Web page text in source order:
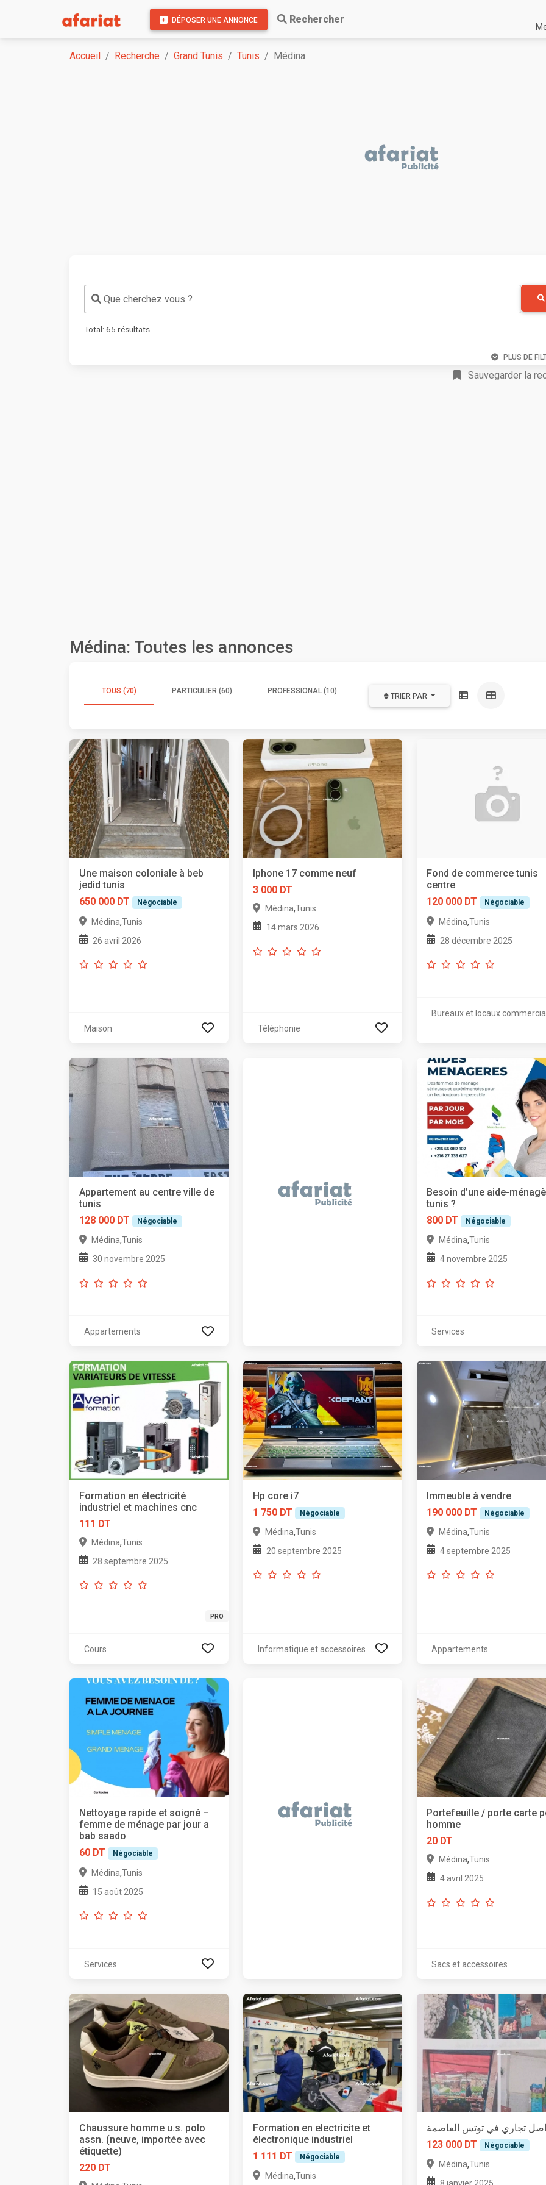
DÉPOSER UNE ANNONCE Rechercher
Accueil Recherche Grand Tunis Tunis Médina
Que cherchez vous ?
Total: 65 résultats
PLUS DE
Sauvegarder la
Médina: Toutes les annonces
TOUS (70) PARTICULIER (60) PROFESSIONAL (10)
TRIER PAR
Une maison coloniale à beb
jedid tunis
650 000 DT
Négociable
Médina,Tunis
26 avril 2026
Maison
Iphone 17 comme neuf
3 000 DT
Médina,Tunis
14 mars 2026
Téléphonie
Fond de commerce tunis
centre
120 000 DT
Négociable
Médina,Tunis
28 décembre 2025
Bureaux et locaux
Appartement au centre ville de
tunis
128 000 DT
Négociable
Médina,Tunis
30 novembre 2025
Appartements
Besoin d’une aide-
tunis ?
800 DT
Négociable
Médina,Tunis
4 novembre 2025
Services
Formation en électricité
industriel et machines cnc
111 DT
Médina,Tunis
28 septembre 2025
PRO
Cours
Hp core i7
1 750 DT
Négociable
Médina,Tunis
20 septembre 2025
Informatique et accessoires
Immeuble à vendre
190 000 DT
Négociable
Médina,Tunis
4 septembre 2025
Appartements
Nettoyage rapide et soigné –
femme de ménage par jour a
bab saado
60 DT
Négociable
Médina,Tunis
15 août 2025
Services
Portefeuille / porte carte
homme
20 DT
Médina,Tunis
4 avril 2025
Sacs et accessoires
Chaussure homme u.s. polo
assn. (neuve, importée avec
étiquette)
220 DT
Formation en electricite et
électronique industriel
1 111 DT
Négociable
Médina,Tunis
اصل تجاري في توتس العاصمة
123 000 DT
Négociable
Médina,Tunis